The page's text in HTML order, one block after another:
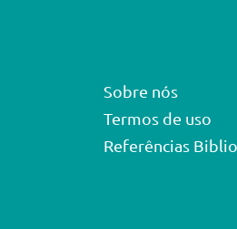
Sobre nós
Termos de uso
Referências